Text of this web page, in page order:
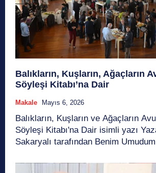
Balıkların, Kuşların, Ağaçların
Söyleşi Kitabı’na Dair
Makale Mayıs 6, 2026
Balıkların, Kuşların ve Ağaçların
Söyleşi Kitabı'na Dair isimli yazı
Sakaryalı tarafından Benim